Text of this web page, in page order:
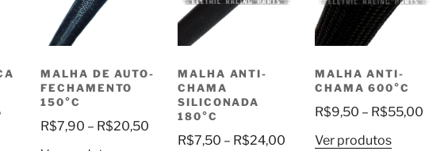
Faixa
MALHA DE AUTO-
FECHAMENTO
150°C
R$7,90 – R$20,50Faixa
MALHA ANTI-
CHAMA
SILICONADA
180°C
R$7,50 – R$24,00Faixa
MALHA ANTI-
CHAMA 600°C
R$9,50 – R$55,00Faixa
Ver produtos